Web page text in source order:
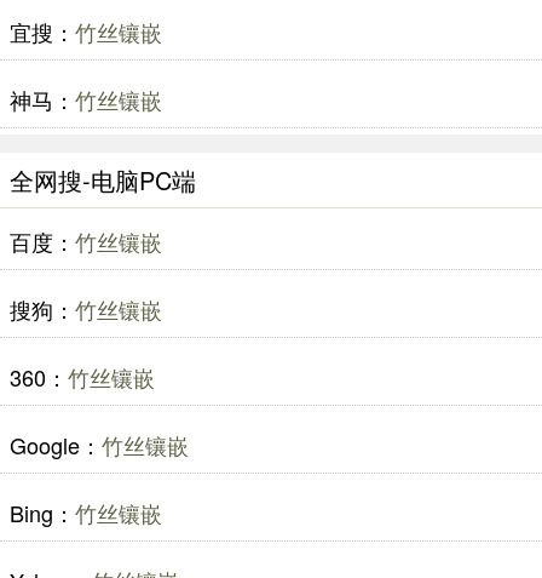
宜搜： 竹丝镶嵌
神马： 竹丝镶嵌
全网搜-电脑PC端
百度： 竹丝镶嵌
搜狗： 竹丝镶嵌
360： 竹丝镶嵌
Google： 竹丝镶嵌
Bing： 竹丝镶嵌